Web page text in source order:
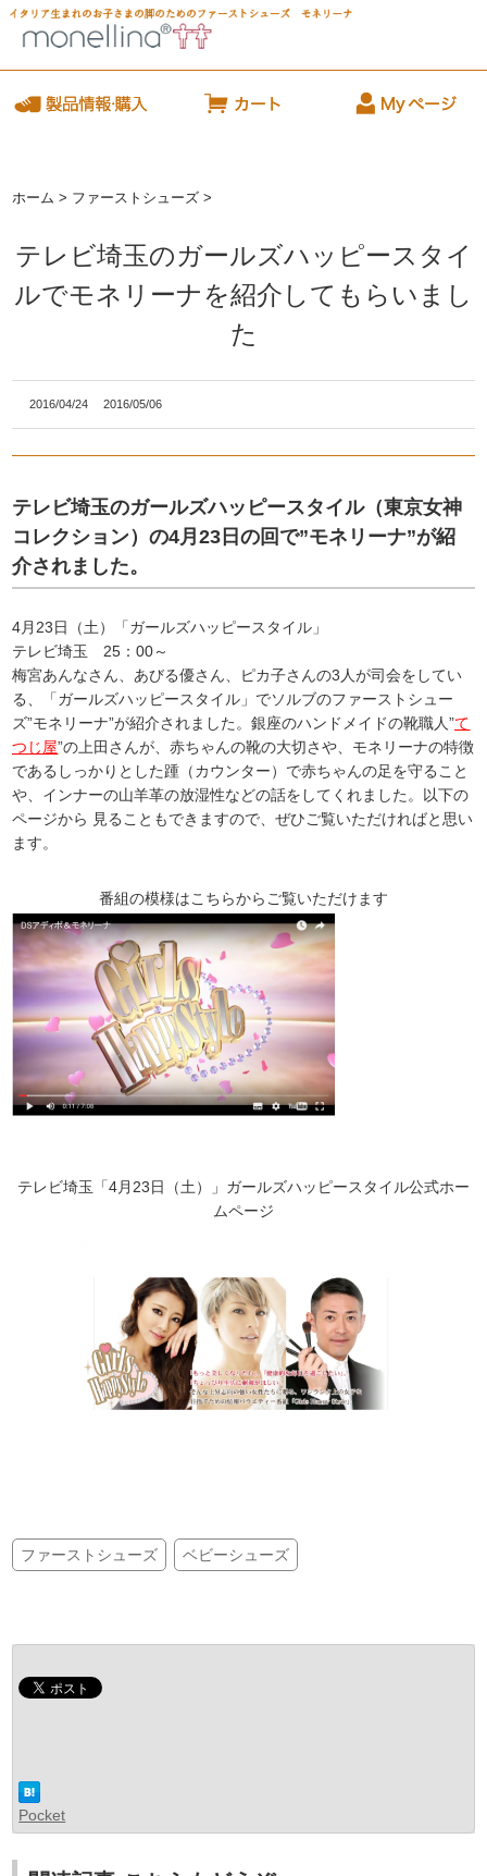
ホーム > ファーストシューズ >
テレビ埼玉のガールズハッピースタイ
ルでモネリーナを紹介してもらいまし
た
2016/04/24 2016/05/06
テレビ埼玉のガールズハッピースタイル（東京女神
コレクション）の4月23日の回で”モネリーナ”が紹
介されました。
4月23日（土）「ガールズハッピースタイル」
テレビ埼玉 25：00～
梅宮あんなさん、あびる優さん、ピカ子さんの3人が司会をしてい
る、「ガールズハッピースタイル」でソルブのファーストシュー
ズ”モネリーナ”が紹介されました。銀座のハンドメイドの靴職人”て
つじ屋”の上田さんが、赤ちゃんの靴の大切さや、モネリーナの特徴
であるしっかりとした踵（カウンター）で赤ちゃんの足を守ること
や、インナーの山羊革の放湿性などの話をしてくれました。以下の
ページから 見ることもできますので、ぜひご覧いただければと思い
ます。
番組の模様はこちらからご覧いただけます
テレビ埼玉「4月23日（土）」ガールズハッピースタイル公式ホー
ムページ
ファーストシューズ ベビーシューズ
Pocket